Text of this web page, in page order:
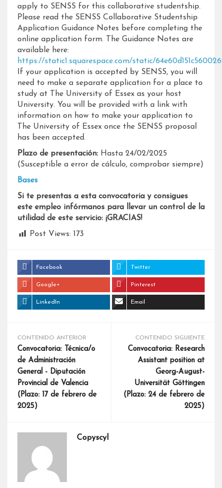
apply to SENSS for this collaborative studentship.
Please read the SENSS Collaborative Studentship
Application Guidance Notes before completing the
online application form. The Guidance Notes are
available here:
https://static1.squarespace.com/static/
If your application is accepted by SENSS, you will
need to make a separate application for a place to
study at The University of Essex as your host
University. You will be provided with a link with
information on how to make your application to
The University of Essex once the SENSS proposal
has been accepted.
Plazo de presentación: Hasta 24/02/2025
(Susceptible a error de cálculo, comprobar siempre)
Bases
Si te presentas a esta convocatoria y consigues
este empleo infórmanos para llevar un control de la
utilidad de este servicio: ¡GRACIAS!
Post Views: 173
Facebook Twitter
Google+ Pinterest
LinkedIn Email
CONTENIDO ANTERIOR
Convocatoria: Técnica/o
de Administración
General - Diputación
Provincial de Valencia
(Plazo: 17 de febrero de
2025)
CONTENIDO SIGUIENTE
Convocatoria: Research
Assistant position at
Georg-August-
Universität Göttingen
(Plazo: 24 de febrero de
2025)
Copyscyl